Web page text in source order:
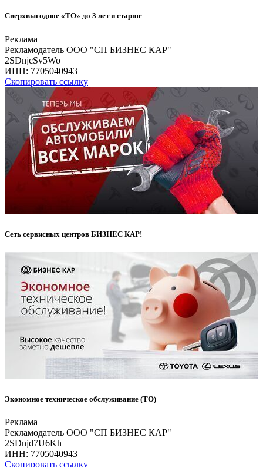
Сверхвыгодное «ТО» до 3 лет и старше
Реклама
Рекламодатель ООО "СП БИЗНЕС КАР"
2SDnjcSv5Wo
ИНН: 7705040943
Скопировать ссылку
Сеть сервисных центров БИЗНЕС КАР!
Экономное техническое обслуживание (ТО)
Реклама
Рекламодатель ООО "СП БИЗНЕС КАР"
2SDnjd7U6Kh
ИНН: 7705040943
Скопировать ссылку